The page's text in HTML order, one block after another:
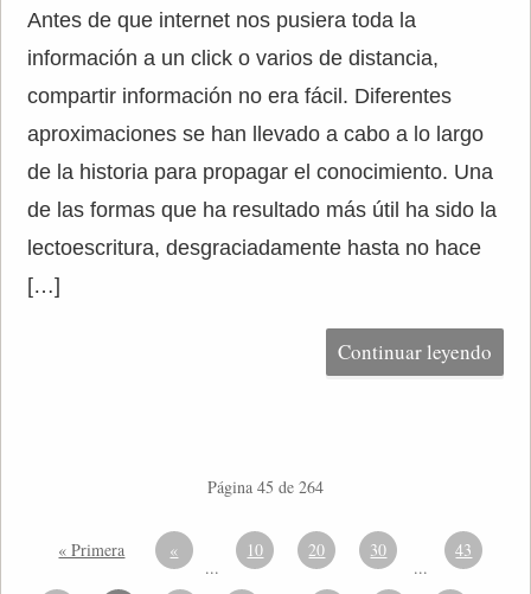
Antes de que internet nos pusiera toda la
información a un click o varios de distancia,
compartir información no era fácil. Diferentes
aproximaciones se han llevado a cabo a lo largo
de la historia para propagar el conocimiento. Una
de las formas que ha resultado más útil ha sido la
lectoescritura, desgraciadamente hasta no hace
[…]
Continuar leyendo
Página 45 de 264
« Primera «
...
10 20 30
...
43